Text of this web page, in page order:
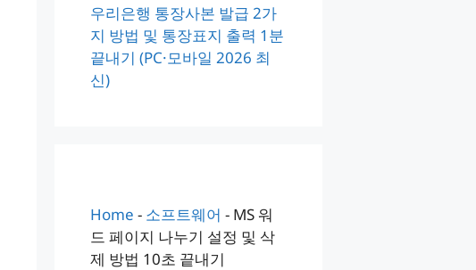
우리은행 통장사본 발급 2가
지 방법 및 통장표지 출력 1분
끝내기 (PC·모바일 2026 최
신)
Home - 소프트웨어 - MS 워
드 페이지 나누기 설정 및 삭
제 방법 10초 끝내기